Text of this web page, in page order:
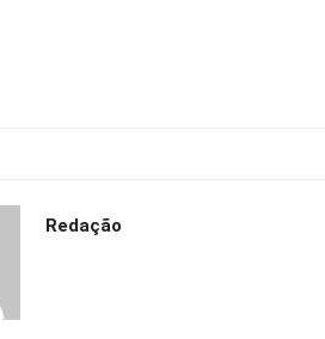
Redação